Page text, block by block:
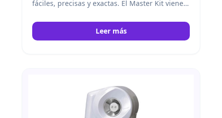
fáciles, precisas y exactas. El Master Kit viene
medida. Atago
Leer más